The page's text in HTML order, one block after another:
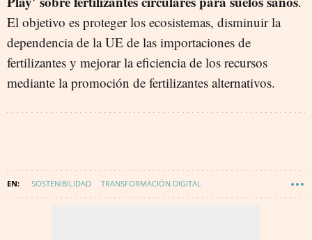
El objetivo es proteger los ecosistemas, disminuir la
dependencia de la UE de las importaciones de
fertilizantes y mejorar la eficiencia de los recursos
mediante la promoción de fertilizantes alternativos.
SOSTENIBILIDAD TRANSFORMACIÓN DIGITAL